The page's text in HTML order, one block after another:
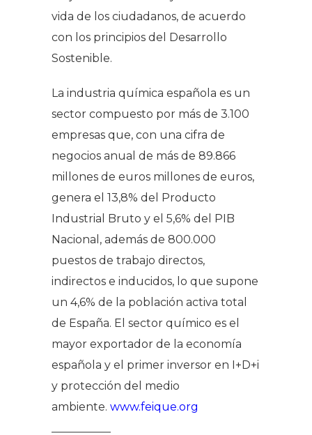
vida de los ciudadanos, de acuerdo
con los principios del Desarrollo
Sostenible.
La industria química española es un
sector compuesto por más de 3.100
empresas que, con una cifra de
negocios anual de más de 89.866
millones de euros millones de euros,
genera el 13,8% del Producto
Industrial Bruto y el 5,6% del PIB
Nacional, además de 800.000
puestos de trabajo directos,
indirectos e inducidos, lo que supone
un 4,6% de la población activa total
de España. El sector químico es el
mayor exportador de la economía
española y el primer inversor en I+D+i
y protección del medio
ambiente. www.feique.org